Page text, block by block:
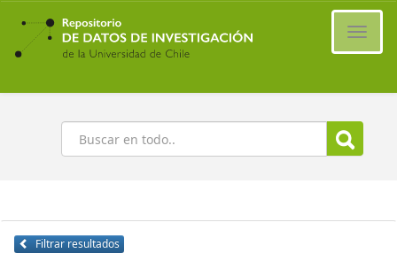
Ir
contenido
principal
Buscar
Filtrar resultados